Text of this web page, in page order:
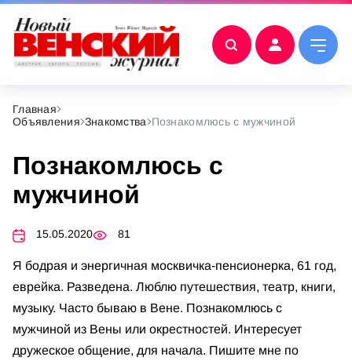
Главная
Объявления Знакомства Познакомлюсь с мужчиной
Познакомлюсь с
мужчиной
15.05.2020 81
Я бодрая и энергичная москвичка-пенсионерка, 61 год,
еврейка. Разведена. Люблю путешествия, театр, книги,
музыку. Часто бываю в Вене. Познакомлюсь с
мужчиной из Вены или окрестностей. Интересует
дружеское общение, для начала. Пишите мне по